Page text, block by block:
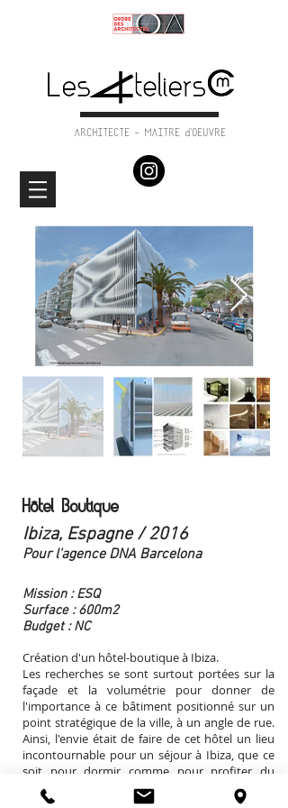
ARCHITECTE - MAITRE d'OEUVRE
Hôtel Boutique
Ibiza, Espagne/ 2016
Pour l'agence DNA Barcelona
Mission : ESQ
Surface : 600m2
Budget : NC
Création d'un hôtel-boutique à Ibiza.
Les recherches se sont surtout portées sur la
façade et la volumétrie pour donner de
l'importance à ce bâtiment positionné sur un
point stratégique de la ville, à un angle de rue.
Ainsi, l'envie était de faire de cet hôtel un lieu
incontournable pour un séjour à Ibiza, que ce
soit pour dormir comme pour profiter du
restaurant ou des boutiques de luxes installées
en rez de chaussée. La façade a alors pris la